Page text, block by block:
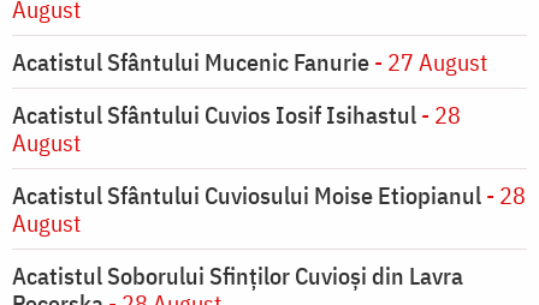
August
Acatistul Sfântului Mucenic Fanurie- 27 August
Acatistul Sfântului Cuvios Iosif Isihastul- 28
August
Acatistul Sfântului Cuviosului Moise Etiopianul- 28
August
Acatistul Soborului Sfinților Cuvioși din Lavra